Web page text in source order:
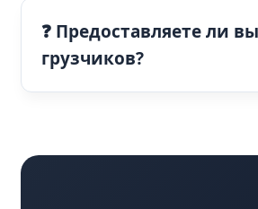
❓ Предоставляете ли вы
грузчиков?